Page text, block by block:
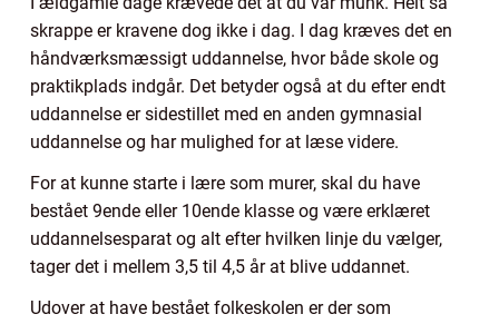
skrappe er kravene dog ikke i dag. I dag kræves det en
håndværksmæssigt uddannelse, hvor både skole og
praktikplads indgår. Det betyder også at du efter endt
uddannelse er sidestillet med en anden gymnasial
uddannelse og har mulighed for at læse videre.
For at kunne starte i lære som murer, skal du have
bestået 9ende eller 10ende klasse og være erklæret
uddannelsesparat og alt efter hvilken linje du vælger,
tager det i mellem 3,5 til 4,5 år at blive uddannet.
Udover at have bestået folkeskolen er der som